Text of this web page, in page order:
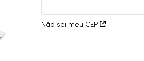
Não sei meu CEP